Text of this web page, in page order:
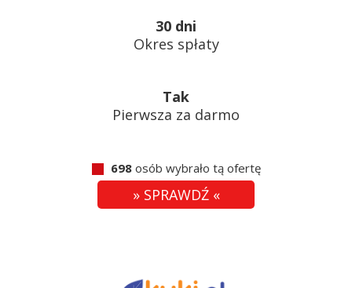
30 dni
Okres spłaty
Tak
Pierwsza za darmo
698osób wybrało tą ofertę
» SPRAWDŹ «